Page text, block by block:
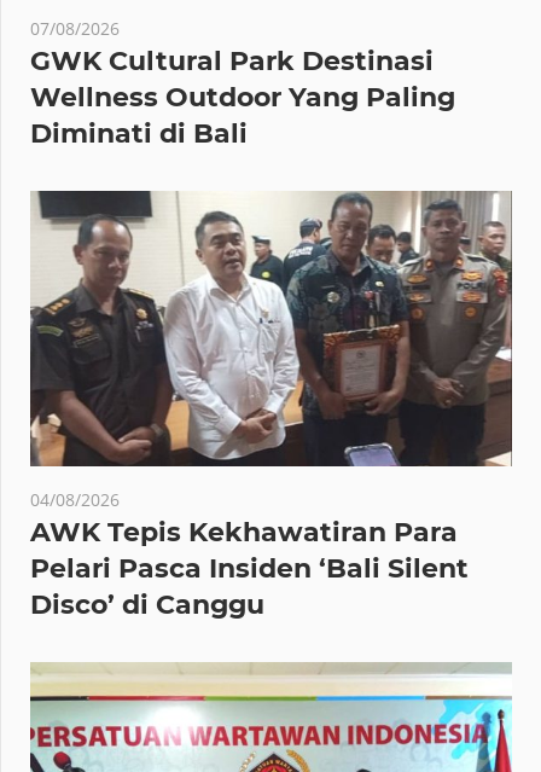
07/08/2026
GWK Cultural Park Destinasi
Wellness Outdoor Yang Paling
Diminati di Bali
04/08/2026
AWK Tepis Kekhawatiran Para
Pelari Pasca Insiden ‘Bali Silent
Disco’ di Canggu